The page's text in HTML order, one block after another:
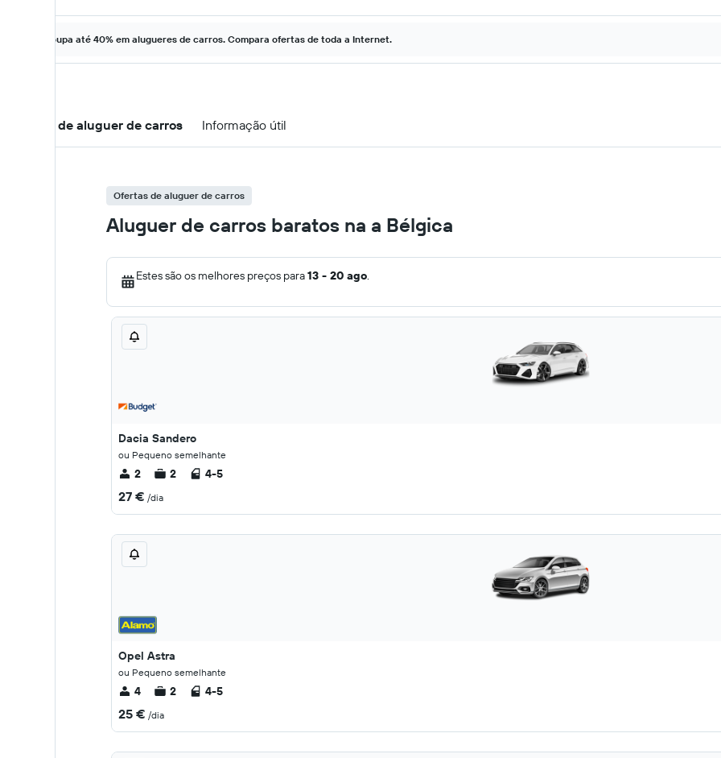
Poupa até 40% em alugueres de carros. Compara ofertas de toda a Internet.
Ofertas de aluguer de carros Informação útil
Ofertas de aluguer de carros
Aluguer de carros baratos na a Bélgica
Estes são os melhores preços para13 - 20 ago.
Dacia Sandero
ou Pequeno semelhante
2 2 4-5
27 € /dia
Opel Astra
ou Pequeno semelhante
4 2 4-5
25 € /dia